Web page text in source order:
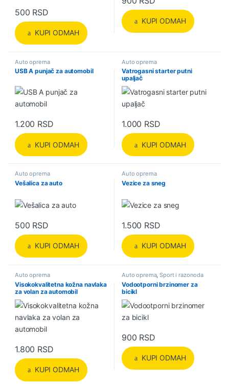
500 RSD
KUPI ODMAH
KUPI ODMAH
Auto oprema
USB A punjač za automobil
1.200 RSD
KUPI ODMAH
Auto oprema
Vatrogasni starter putni
upaljač
1.000 RSD
KUPI ODMAH
Auto oprema
Vešalica za auto
500 RSD
KUPI ODMAH
Auto oprema
Vezice za sneg
1.500 RSD
KUPI ODMAH
Auto oprema
Visokokvalitetna kožna navlaka
za volan za automobil
1.800 RSD
KUPI ODMAH
Auto oprema,Sport i razonoda
Vodootporni brzinomer za
bicikl
900 RSD
KUPI ODMAH